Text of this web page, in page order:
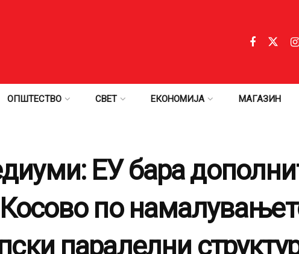
ОПШТЕСТВО СВЕТ ЕКОНОМИЈА МАГАЗИН
ЕУ бара
по
паралелни